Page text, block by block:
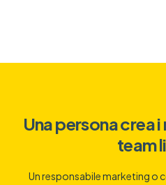
Una persona crea
team
Un responsabile marketing o